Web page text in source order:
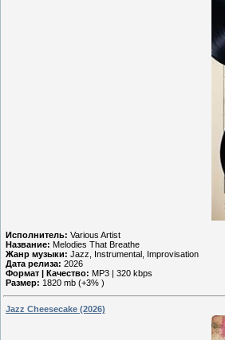
Исполнитель: Various Artist
Название: Melodies That Breathe
Жанр музыки: Jazz, Instrumental, Improvisation
Дата релиза: 2026
Формат | Качество: MP3 | 320 kbps
Размер: 1820 mb (+3% )
Jazz Cheesecake (2026)